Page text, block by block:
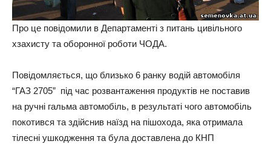
Про це повідомили в Департаменті з питань цивільного
хзахисту та оборонної роботи ЧОДА.
Повідомляється, що близько 6 ранку водій автомобіля
“ГАЗ 2705” під час розвантаження продуктів не поставив
на ручні гальма автомобіль, в результаті чого автомобіль
покотився та здійснив наїзд на пішохода, яка отримала
тілесні ушкодження та була доставлена до КНП